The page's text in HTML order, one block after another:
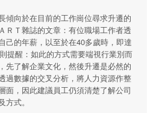
傾向於在目前的工作崗位尋求升遷的
ＲＴ雜誌的文章：有位職場工作者透
己的年薪，以至於在40多歲時，即達
提醒：如此的方式需要端視行業別而
先了解企業文化，然後升遷是必然的
過數據的交叉分析，將人力資源作整
面，因此建議員工仍須清楚了解公司
式。